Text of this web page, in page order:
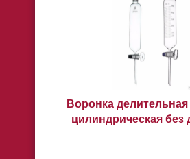
Воронка
цилиндрическая без